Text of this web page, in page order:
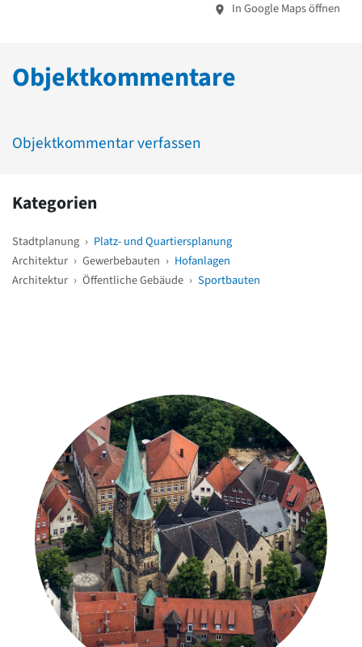
In Google Maps öffnen
Objektkommentare
Objektkommentar verfassen
Kategorien
Stadtplanung › Platz- und Quartiersplanung
Architektur › Gewerbebauten › Hofanlagen
Architektur › Öffentliche Gebäude › Sportbauten